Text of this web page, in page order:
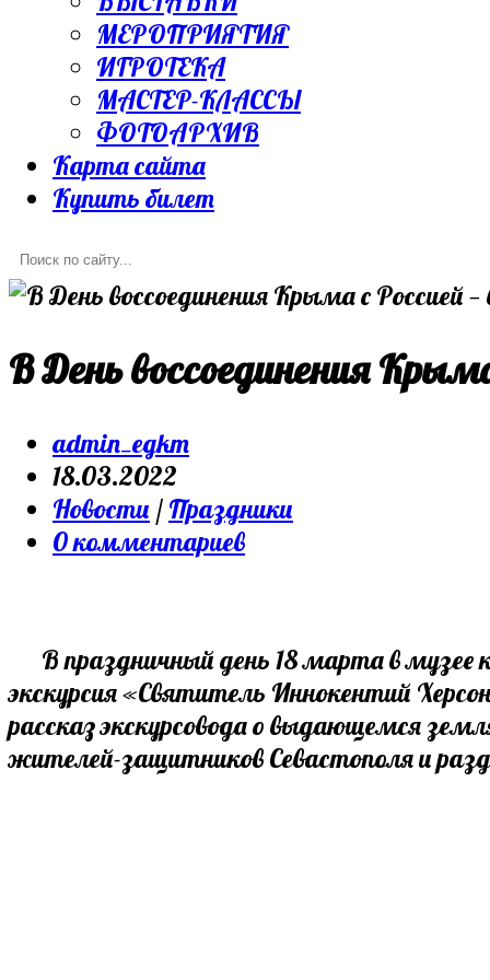
МЕРОПРИЯТИЯ
ИГРОТЕКА
МАСТЕР-КЛАССЫ
ФОТОАРХИВ
Карта сайта
Купить билет
В День воссоединения
Post
author:
admin_egkm
Запись
опубликована:
18.03.2022
Post
category:
Новости / Праздники
Post
0 комментариев
В праздничный день 18 марта в музее
экскурсия «Святитель Иннокентий
рассказ экскурсовода о выдающемся
жителей-защитников Севастополя и